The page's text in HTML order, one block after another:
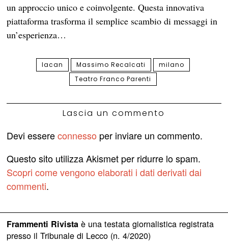
un approccio unico e coinvolgente. Questa innovativa
piattaforma trasforma il semplice scambio di messaggi in
un’esperienza…
lacan Massimo Recalcati
milano
Teatro Franco Parenti
Lascia un commento
Devi essereconnesso per inviare un commento.
Questo sito utilizza Akismet per ridurre lo spam.
Scopri come vengono elaborati i dati derivati dai
commenti.
Frammenti Rivistaè una testata giornalistica registrata
presso il Tribunale di Lecco (n. 4/2020)